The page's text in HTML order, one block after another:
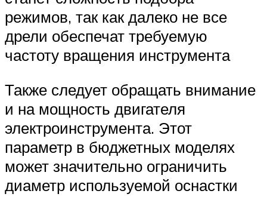
режимов, так как далеко не все
дрели обеспечат требуемую
частоту вращения инструмента
Также следует обращать внимание
и на мощность двигателя
электроинструмента. Этот
параметр в бюджетных моделях
может значительно ограничить
диаметр используемой оснастки